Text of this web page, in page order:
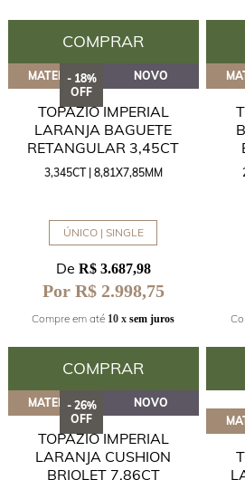
COMPRAR
- 18%
OFF
MATERIAL NOVO
TOPÁZIO IMPERIAL
LARANJA BAGUETE
RETANGULAR 3,45CT
3,345CT | 8,81X7,85MM
ÚNICO | SINGLE
De R$ 3.687,98
Por R$ 2.998,75
Compre em até 10 x sem juros
COMPRAR
- 26%
OFF
MATERIAL NOVO
TOPÁZIO IMPERIAL
LARANJA CUSHION
BRIOLET 7,86CT